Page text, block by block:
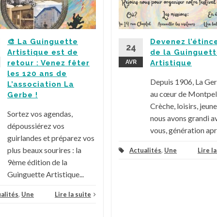
🎨 La Guinguette
Artistique est de
retour : Venez fêter
les 120 ans de
L’association La
Gerbe !
Sortez vos agendas,
dépoussiérez vos
guirlandes et préparez vos
plus beaux sourires : la
9ème édition de la
Guinguette Artistique...
, Une Lire la suite
24
AVR
Devenez
de la
Artistique
Depuis 1906, La
au cœur de
Crèche, loisirs,
nous avons grandi
vous, génération
Actualités, Une Lire